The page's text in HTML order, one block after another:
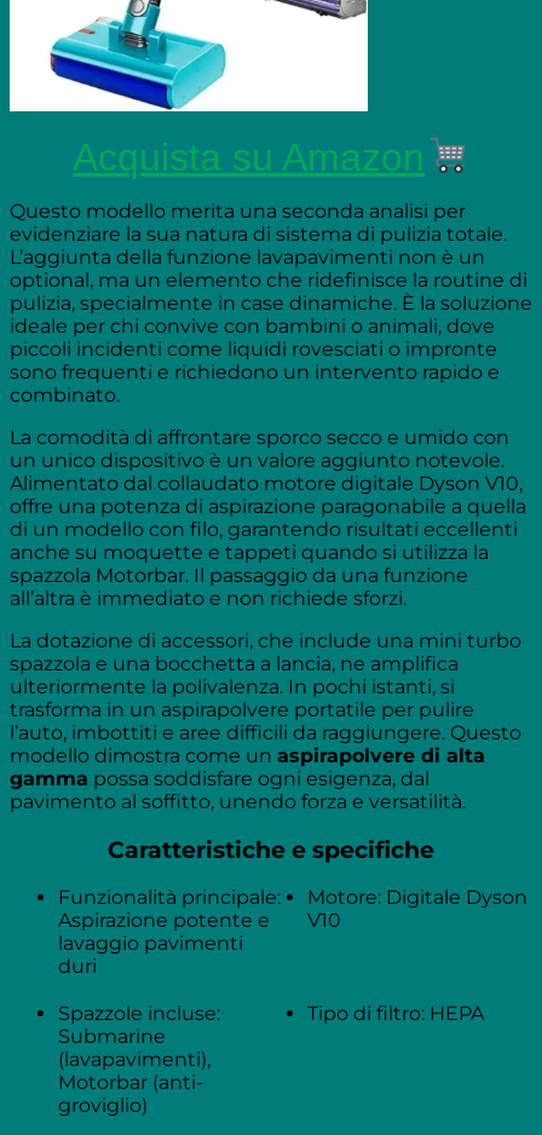
Acquista su Amazon
Questo modello merita una seconda analisi per
evidenziare la sua natura di sistema di pulizia totale.
L’aggiunta della funzione lavapavimenti non è un
optional, ma un elemento che ridefinisce la routine di
pulizia, specialmente in case dinamiche. È la soluzione
ideale per chi convive con bambini o animali, dove
piccoli incidenti come liquidi rovesciati o impronte
sono frequenti e richiedono un intervento rapido e
combinato.
La comodità di affrontare sporco secco e umido con
un unico dispositivo è un valore aggiunto notevole.
Alimentato dal collaudato motore digitale Dyson V10,
offre una potenza di aspirazione paragonabile a quella
di un modello con filo, garantendo risultati eccellenti
anche su moquette e tappeti quando si utilizza la
spazzola Motorbar. Il passaggio da una funzione
all’altra è immediato e non richiede sforzi.
La dotazione di accessori, che include una mini turbo
spazzola e una bocchetta a lancia, ne amplifica
ulteriormente la polivalenza. In pochi istanti, si
trasforma in un aspirapolvere portatile per pulire
l’auto, imbottiti e aree difficili da raggiungere. Questo
modello dimostra come un aspirapolvere di alta
gamma possa soddisfare ogni esigenza, dal
pavimento al soffitto, unendo forza e versatilità.
Caratteristiche e specifiche
Funzionalità principale:
Aspirazione potente e
lavaggio pavimenti
duri
Motore: Digitale Dyson
V10
Spazzole incluse:
Submarine
(lavapavimenti),
Motorbar (anti-
groviglio)
Tipo di filtro: HEPA